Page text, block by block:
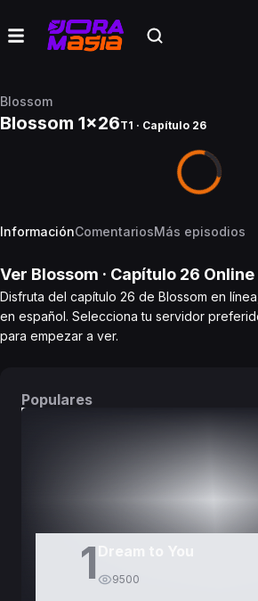
Blossom
Blossom 1x26T1 · Capítulo 26
InformaciónComentariosMás episodios
Ver Blossom · Capítulo 26 Online
Disfruta del capítulo 26 de Blossom en
en español. Selecciona tu servidor
para empezar a ver.
Populares
1 9500